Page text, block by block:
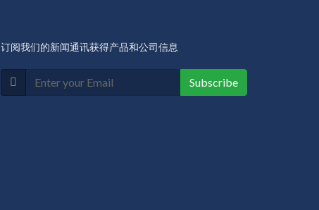
订阅我们的新闻通讯获得产品和公司信息
Subscribe